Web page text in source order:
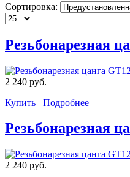
Сортировка:
Резьбонарезная
2 240 руб.
Купить
Подробнее
Резьбонарезная
2 240 руб.